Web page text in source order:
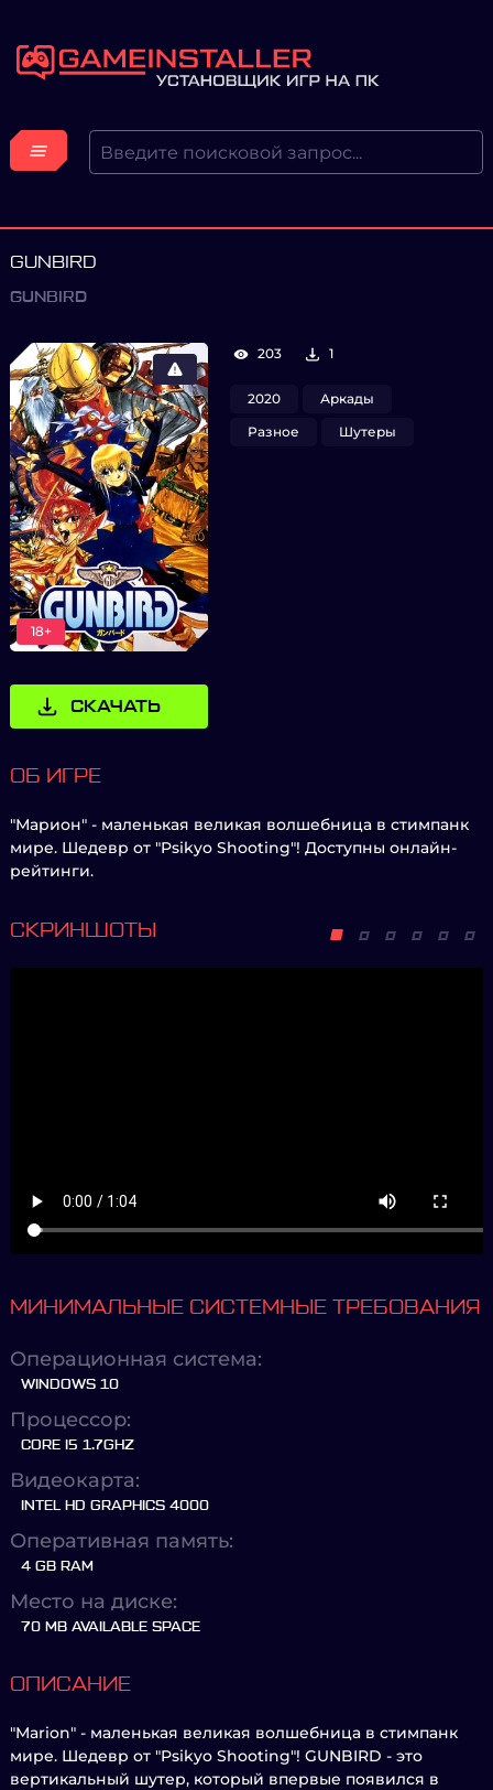
GUNBIRD
GUNBIRD
18+
СКАЧАТЬ
203 1
2020
Аркады
Разное
Шутеры
ОБ ИГРЕ
"Марион" - маленькая великая волшебница в стимпанк
мире. Шедевр от "Psikyo Shooting"! Доступны онлайн-
рейтинги.
СКРИНШОТЫ
МИНИМАЛЬНЫЕ СИСТЕМНЫЕ ТРЕБОВАНИЯ
Операционная система:
WINDOWS 10
Процессор:
CORE I5 1.7GHZ
Видеокарта:
INTEL HD GRAPHICS 4000
Оперативная память:
4 GB RAM
Место на диске:
70 MB AVAILABLE SPACE
ОПИСАНИЕ
"Marion" - маленькая великая волшебница в стимпанк
мире. Шедевр от "Psikyo Shooting"! GUNBIRD - это
вертикальный шутер, который впервые появился в